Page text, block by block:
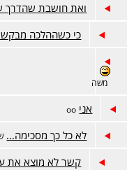
ואת חושבת שהדרך
כי כשההלכה
משה
אני oo
לא כל כך מסכימה...
קשר לא מוצא את